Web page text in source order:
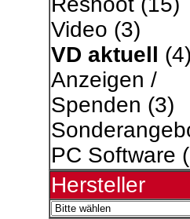
Video (3)
VD aktuell (4)
Anzeigen /
Spenden (3)
PC Software
Hersteller